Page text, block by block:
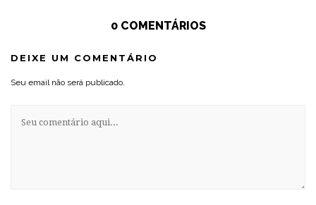
0 COMENTÁRIOS
DEIXE UM COMENTÁRIO
Seu email não será publicado.